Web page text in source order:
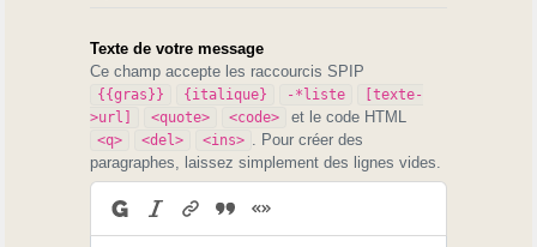
Texte de votre message
Ce champ accepte les raccourcis SPIP
{{gras}} {italique} -*liste
[texte-
>url]
<quote> <code> et le code HTML
<q> <del> <ins>
. Pour créer des
paragraphes, laissez simplement des lignes vides.